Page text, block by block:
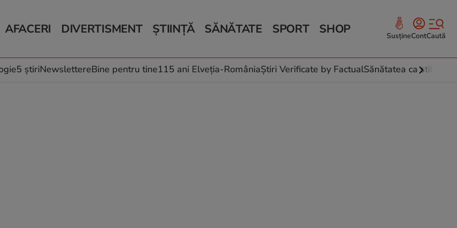
AFACERI
Auto
Locuri de muncă
DIVERTISMENT
Horoscop
Muzică și Filme
ȘTIINȚĂ
Schimbări climatice
SĂNĂTATE
Relații
Rețete culinare
SPORT SHOP SusțineContCaută
5 știriNewslettereBine pentru tine115 ani Elveția-RomâniaȘtiri Verificate by FactualSănătatea ca stil de